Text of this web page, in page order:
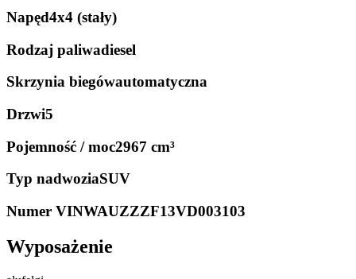
Napęd4x4 (stały)
Rodzaj paliwadiesel
Skrzynia biegówautomatyczna
Drzwi5
Pojemność / moc2967 cm³
Typ nadwoziaSUV
Numer VINWAUZZZF13VD003103
Wyposażenie